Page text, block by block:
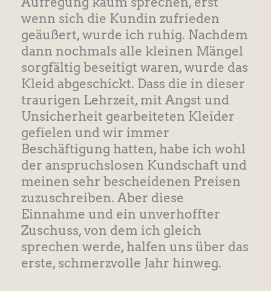
wenn sich die Kundin zufrieden
geäußert, wurde ich ruhig. Nachdem
dann nochmals alle kleinen Mängel
sorgfältig beseitigt waren, wurde das
Kleid abgeschickt. Dass die in dieser
traurigen Lehrzeit, mit Angst und
Unsicherheit gearbeiteten Kleider
gefielen und wir immer
Beschäftigung hatten, habe ich wohl
der anspruchslosen Kundschaft und
meinen sehr bescheidenen Preisen
zuzuschreiben. Aber diese
Einnahme und ein unverhoffter
Zuschuss, von dem ich gleich
sprechen werde, halfen uns über das
erste, schmerzvolle Jahr hinweg.